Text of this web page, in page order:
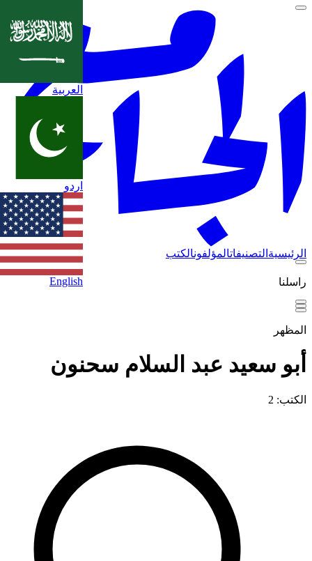
الرئيسية التصنيفاتالمؤلفونالكتب
راسلنا
العربية
اردو
English
المظهر
أبو سعيد عبد السلام سحنون
الكتب: 2